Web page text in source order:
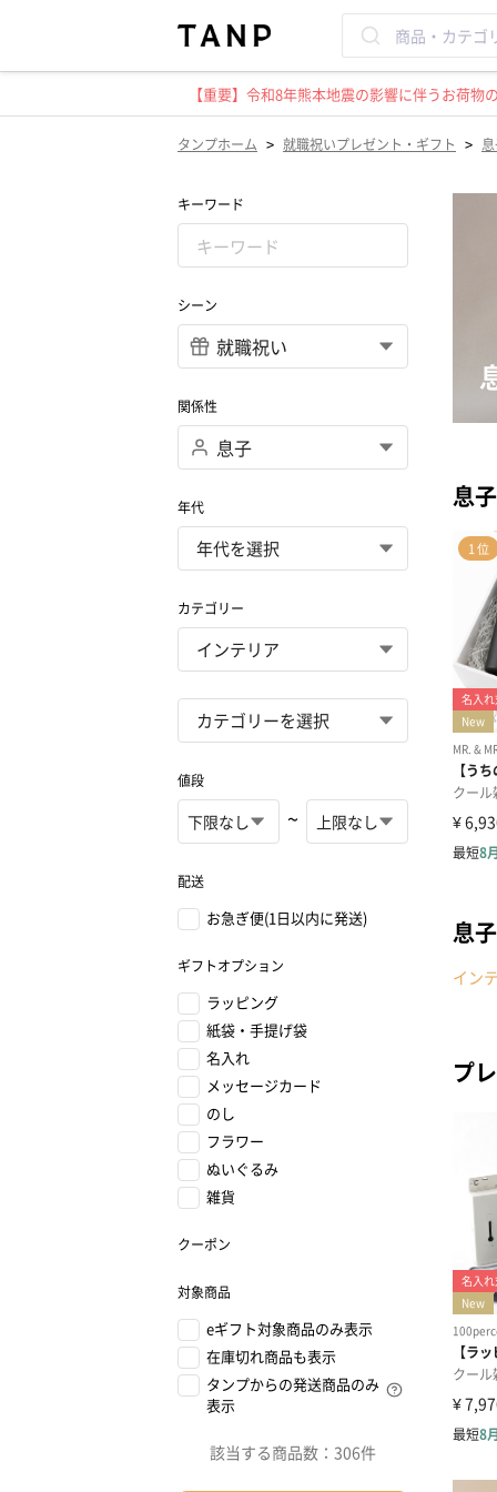
【重要】令和8年熊本地震の影響に伴うお荷
タンプホーム > 就職祝いプレゼント・ギフト >
キーワード
シーン
関係性
年代
カテゴリー
値段
~
配送
お急ぎ便(1日以内に発送)
ギフトオプション
ラッピング
紙袋・手提げ袋
名入れ
メッセージカード
のし
フラワー
ぬいぐるみ
雑貨
クーポン
対象商品
eギフト対象商品のみ表示
在庫切れ商品も表示
タンプからの発送商品のみ
表示
該当する商品数： 306件
息
息
イン
プ